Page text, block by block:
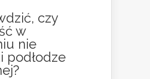
czy
w
nie
podłodze